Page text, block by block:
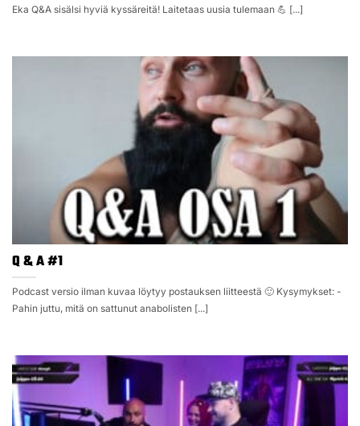
Eka Q&A sisälsi hyviä kyssäreitä! Laitetaas uusia tulemaan 💪 [...]
Q & A #1
Podcast versio ilman kuvaa löytyy postauksen liitteestä 🙂 Kysymykset: -
Pahin juttu, mitä on sattunut anabolisten [...]